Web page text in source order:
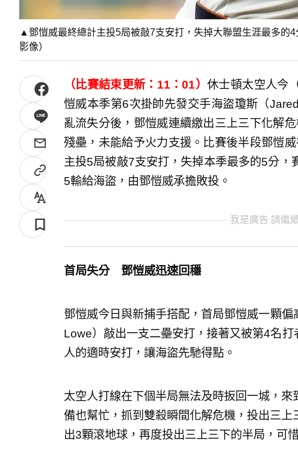
▲鄧愷威最終總計主投5局被敲7支安打，失掉大聯盟生涯最多的
影像）
（比賽結束更新：11：01）休士頓太空人今
愷威本季第6次掛帥先發交手海盜瓊斯（
亂流失分後，鄧愷威連續繳出三上三下化解
殘壘，未能給予火力支援。比賽後半段鄧愷
主投5局被敲7支安打，失掉本季最多的5分，
5輸給海盜，由鄧愷威承擔敗投。
我是廣告 請繼
首局失分 鄧愷威迅速回穩
鄧愷威今日與新捕手搭配，首局鄧愷威一顆
Lowe）敲出一支二壘安打，接著又被第4名
人的適時安打，讓海盜先馳得點。
太空人打線在下個半局無法及時扳回一城，
備也幫忙，抓到雙殺瞬間化解危機，投出三
出3顆滾地球，再度投出三上三下的半局，可